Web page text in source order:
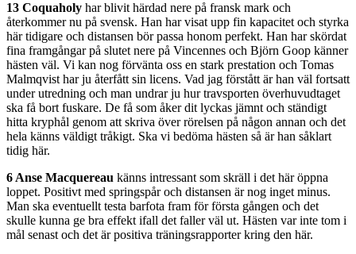
13 Coquaholy har blivit härdad nere på fransk mark och
återkommer nu på svensk. Han har visat upp fin kapacitet och styrka
här tidigare och distansen bör passa honom perfekt. Han har skördat
fina framgångar på slutet nere på Vincennes och Björn Goop känner
hästen väl. Vi kan nog förvänta oss en stark prestation och Tomas
Malmqvist har ju återfått sin licens. Vad jag förstått är han väl fortsatt
under utredning och man undrar ju hur travsporten överhuvudtaget
ska få bort fuskare. De få som åker dit lyckas jämnt och ständigt
hitta kryphål genom att skriva över rörelsen på någon annan och det
hela känns väldigt tråkigt. Ska vi bedöma hästen så är han såklart
tidig här.
6 Anse Macquereau känns intressant som skräll i det här öppna
loppet. Positivt med springspår och distansen är nog inget minus.
Man ska eventuellt testa barfota fram för första gången och det
skulle kunna ge bra effekt ifall det faller väl ut. Hästen var inte tom i
mål senast och det är positiva träningsrapporter kring den här.